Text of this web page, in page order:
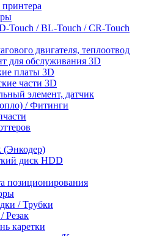
Touch / BL-Touch / CR-Touch
двигателя, теплоотвод
для обслуживания 3D
платы 3D
части 3D
элемент, датчик
/ Фитинги
(Энкодер)
диск HDD
позиционирования
/ Трубки
Резак
каретки